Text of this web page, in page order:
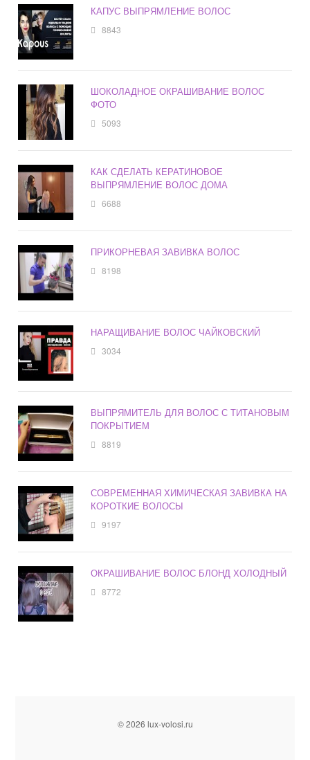
КАПУС ВЫПРЯМЛЕНИЕ ВОЛОС
8843
ШОКОЛАДНОЕ ОКРАШИВАНИЕ ВОЛОС
ФОТО
5093
КАК СДЕЛАТЬ КЕРАТИНОВОЕ
ВЫПРЯМЛЕНИЕ ВОЛОС ДОМА
6688
ПРИКОРНЕВАЯ ЗАВИВКА ВОЛОС
8198
НАРАЩИВАНИЕ ВОЛОС ЧАЙКОВСКИЙ
3034
ВЫПРЯМИТЕЛЬ ДЛЯ ВОЛОС С ТИТАНОВЫМ
ПОКРЫТИЕМ
8819
СОВРЕМЕННАЯ ХИМИЧЕСКАЯ ЗАВИВКА НА
КОРОТКИЕ ВОЛОСЫ
9197
ОКРАШИВАНИЕ ВОЛОС БЛОНД ХОЛОДНЫЙ
8772
© 2026 lux-volosi.ru